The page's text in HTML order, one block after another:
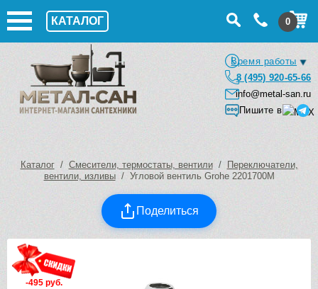
КАТАЛОГ 0
Время работы
8 (495) 920-65-66
info@metal-san.ru
Пишите в
Каталог/ Смесители, термостаты, вентили/
Переключатели,
вентили, изливы/ Угловой вентиль Grohe 2201700M
Поделиться
-495 руб.